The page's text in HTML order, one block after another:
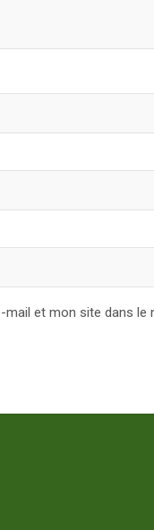
et mon site dans